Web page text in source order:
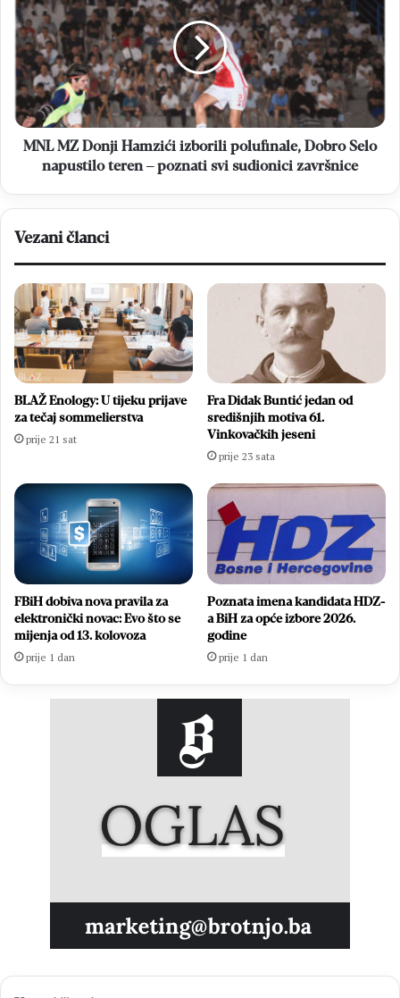
Donji
Hamzići
izborili
polufinale,
Dobro
Selo
napustilo
teren
završnice
MNL MZ Donji Hamzići izborili polufinale, Dobro Selo
napustilo teren – poznati svi sudionici završnice
Vezani članci
BLAŽ Enology: U tijeku prijave
za tečaj sommelierstva
prije 21 sat
Fra Didak Buntić jedan od
središnjih motiva 61.
Vinkovačkih jeseni
prije 23 sata
FBiH dobiva nova pravila za
elektronički novac: Evo što se
mijenja od 13. kolovoza
prije 1 dan
Poznata imena kandidata HDZ-
a BiH za opće izbore 2026.
godine
prije 1 dan